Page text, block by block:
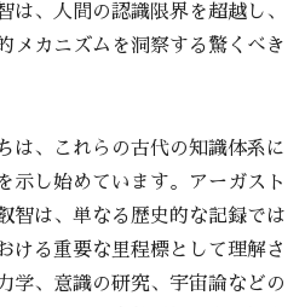
は、人間の認識限界を超越し、
メカニズムを洞察する驚くべき
は、これらの古代の知識体系に
示し始めています。アーガスト
智は、単なる歴史的な記録では
ける重要な里程標として理解さ
学、意識の研究、宇宙論などの